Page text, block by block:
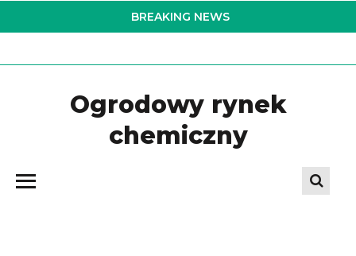
to
BREAKING NEWS
Ogrodowy rynek
chemiczny